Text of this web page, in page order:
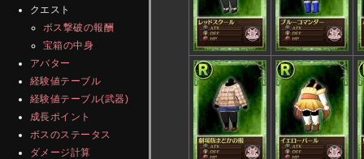
クエスト
ボス撃破の報酬
宝箱の中身
アバター
経験値テーブル
経験値テーブル(武器)
成長ポイント
ボスのステータス
ダメージ計算